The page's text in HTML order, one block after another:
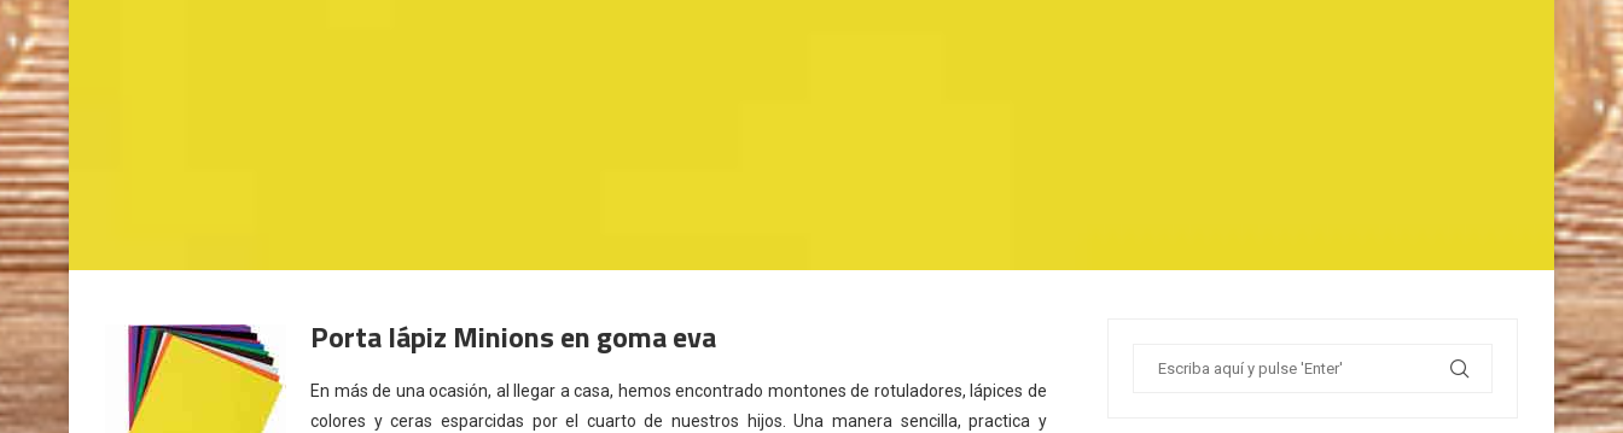
Porta lápiz Minions en goma eva
En más de una ocasión, al llegar a casa, hemos encontrado montones de rotuladores, lápices de
colores y ceras esparcidas por el cuarto de nuestros hijos. Una manera sencilla, practica y